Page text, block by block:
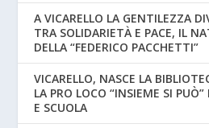
A VICARELLO LA GENTILEZZA
TRA SOLIDARIETÀ E PACE, IL
DELLA “FEDERICO PACCHETTI”
VICARELLO, NASCE LA
LA PRO LOCO “INSIEME SI
E SCUOLA